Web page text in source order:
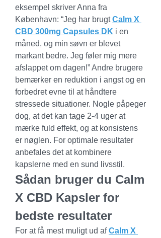
eksempel skriver Anna fra
København: “Jeg har brugt Calm X
CBD 300mg Capsules DK i en
måned, og min søvn er blevet
markant bedre. Jeg føler mig mere
afslappet om dagen!” Andre brugere
bemærker en reduktion i angst og en
forbedret evne til at håndtere
stressede situationer. Nogle påpeger
dog, at det kan tage 2-4 uger at
mærke fuld effekt, og at konsistens
er nøglen. For optimale resultater
anbefales det at kombinere
kapslerne med en sund livsstil.
Sådan bruger du Calm
X CBD Kapsler for
bedste resultater
For at få mest muligt ud af Calm X